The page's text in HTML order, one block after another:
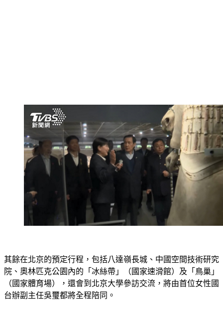
其餘在北京的預定行程，包括八達嶺長城、中國空間技術研究
院、奧林匹克公園內的「冰絲帶」（國家速滑館）及「鳥巢」
（國家體育場），還會到北京大學參訪交流，將由首位女性國
台辦副主任吳璽都將全程陪同。